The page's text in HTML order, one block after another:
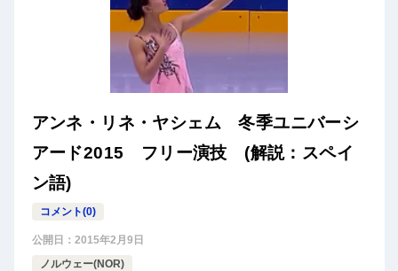
アンネ・リネ・ヤシェム 冬季ユニバーシ
アード2015 フリー演技 (解説：スペイ
ン語)
コメント(0)
公開日： 2015年2月9日
ノルウェー(NOR)